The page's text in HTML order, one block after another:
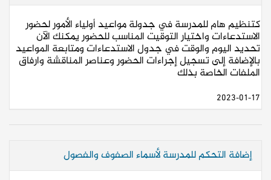
كتنظيم هام للمدرسة في جدولة مواعيد أولياء الأمور لحضور
الاستدعاءات واختيار التوقيت المناسب للحضور يمكنك الآن
تحديد اليوم والوقت في جدول الاستدعاءات ومتابعة المواعيد
بالإضافة إلى تسجيل إجراءات الحضور وعناصر المناقشة وارفاق
الملفات الخاصة بذلك
2023-01-17
إضافة التحكم للمدرسة لأسماء الصفوف والفصول